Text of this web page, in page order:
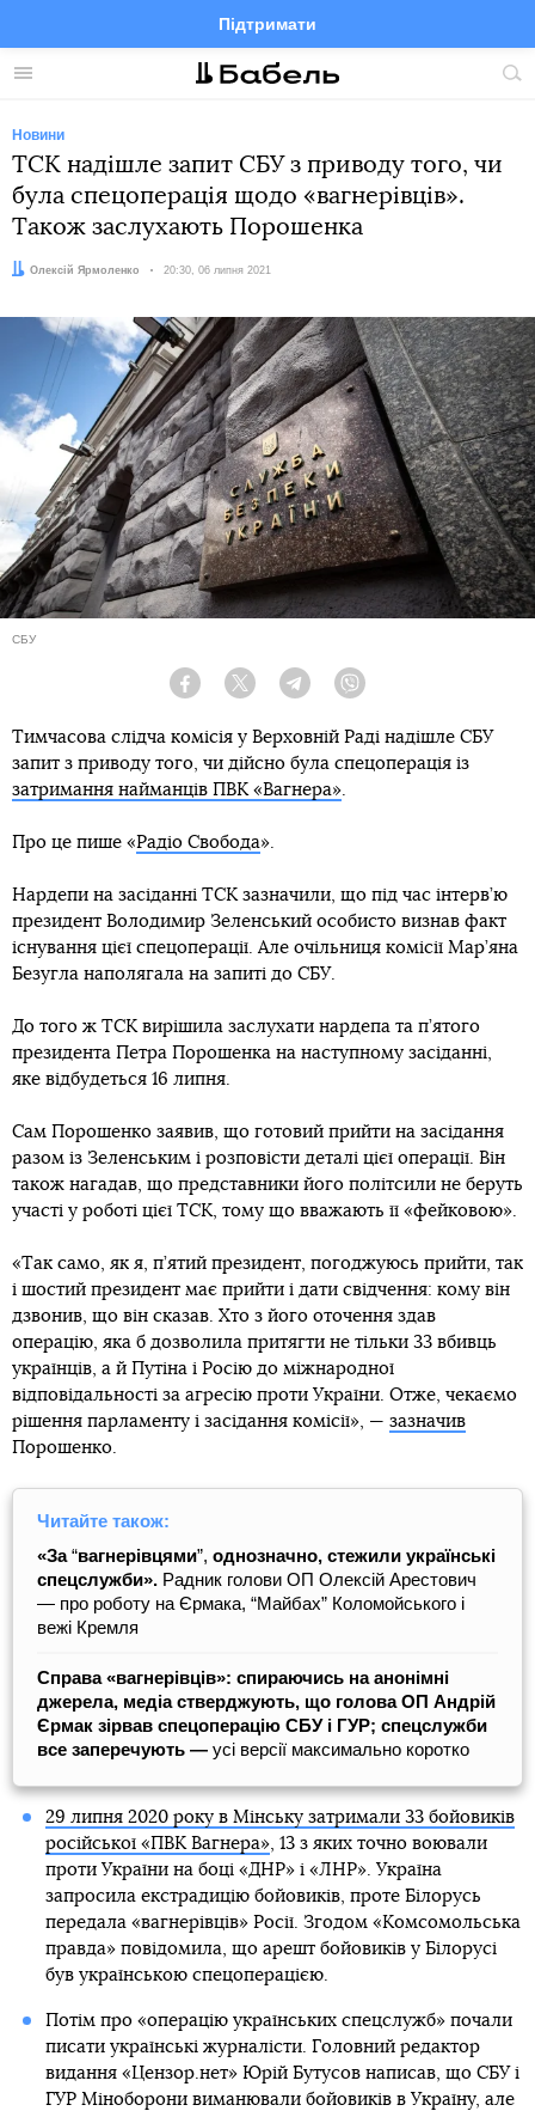
Меню
Підтримати
FacebookTelegramTwitter
Новини
ТСК надішле запит СБУ з приводу того, чи
була спецоперація щодо «вагнерівців».
Також заслухають Порошенка
Автор:
Олексій Ярмоленко Дата:
20:30, 06 липня 2021
СБУ
Facebook Twitter Telegram
Тимчасова слідча комісія у Верховній Раді надішле СБУ
запит з приводу того, чи дійсно була спецоперація із
затримання найманців ПВК «Вагнера».
Про це пише «Радіо Свобода».
Нардепи на засіданні ТСК зазначили, що під час інтерв’ю
президент Володимир Зеленський особисто визнав факт
існування цієї спецоперації. Але очільниця комісії Мар’яна
Безугла наполягала на запиті до СБУ.
До того ж ТСК вирішила заслухати нардепа та п’ятого
президента Петра Порошенка на наступному засіданні,
яке відбудеться 16 липня.
Сам Порошенко заявив, що готовий прийти на засідання
разом із Зеленським і розповісти деталі цієї операції. Він
також нагадав, що представники його політсили не беруть
участі у роботі цієї ТСК, тому що вважають її «фейковою».
«Так само, як я, п’ятий президент, погоджуюсь прийти, так
і шостий президент має прийти і дати свідчення: кому він
дзвонив, що він сказав. Хто з його оточення здав
операцію, яка б дозволила притягти не тільки 33 вбивць
українців, а й Путіна і Росію до міжнародної
відповідальності за агресію проти України. Отже, чекаємо
рішення парламенту і засідання комісії», — зазначив
Порошенко.
Читайте також:
«За“вагнерівцями”, однозначно, стежили українські
спецслужби». Радник голови ОП Олексій Арестович
— про роботу на Єрмака, “Майбах” Коломойського і
вежі Кремля
Справа «вагнерівців»: спираючись на анонімні
джерела, медіа стверджують, що голова ОП Андрій
Єрмак зірвав спецоперацію СБУ і ГУР; спецслужби
все заперечують — усі версії максимально коротко
29 липня 2020 року в Мінську затримали 33 бойовиків
російської «ПВК Вагнера», 13 з яких точно воювали
проти України на боці «ДНР» і «ЛНР». Україна
запросила екстрадицію бойовиків, проте Білорусь
передала «вагнерівців» Росії. Згодом «Комсомольська
правда» повідомила, що арешт бойовиків у Білорусі
був українською спецоперацією.
Потім про «операцію українських спецслужб» почали
писати українські журналісти. Головний редактор
видання «Цензор.нет» Юрій Бутусов написав, що СБУ і
ГУР Міноборони виманювали бойовиків в Україну, але